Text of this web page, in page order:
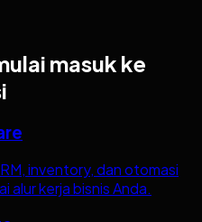
masuk ke
inventory, dan otomasi
alur kerja bisnis Anda.